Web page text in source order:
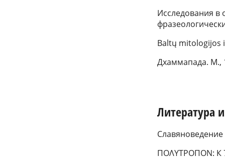
Исследования в
Baltų mitologijos
Дхаммапада. М.,
Литература
ΠΟΛΥΤΡΟΠΟΝ: К